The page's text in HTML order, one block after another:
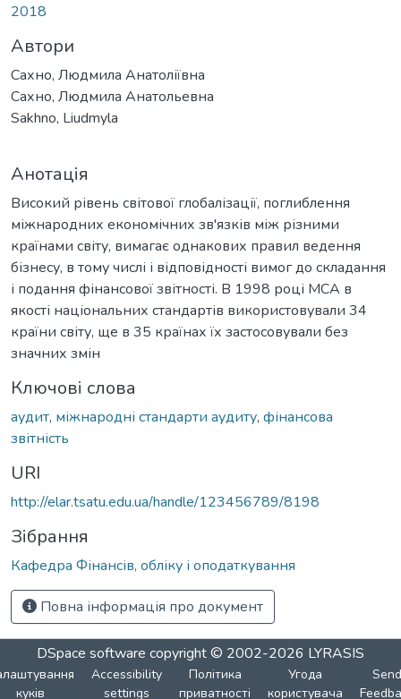
2018
Автори
Сахно, Людмила Анатоліївна
Сахно, Людмила Анатольевна
Sakhno, Liudmyla
Анотація
Високий рівень світової глобалізації, поглиблення
міжнародних економічних зв'язків між різними
країнами світу, вимагає однакових правил ведення
бізнесу, в тому числі і відповідності вимог до складання
і подання фінансової звітності. В 1998 році МСА в
якості національних стандартів використовували 34
країни світу, ще в 35 країнах їх застосовували без
значних змін
Ключові слова
аудит, міжнародні стандарти аудиту, фінансова
звітність
URI
http://elar.tsatu.edu.ua/handle/123456789/8198
Зібрання
Кафедра Фінансів, обліку і оподаткування
Повна інформація про документ
DSpace software copyright © 2002-2026 LYRASIS
куків
Accessibility
settings
Політика
приватності
Угода
користувача
Send